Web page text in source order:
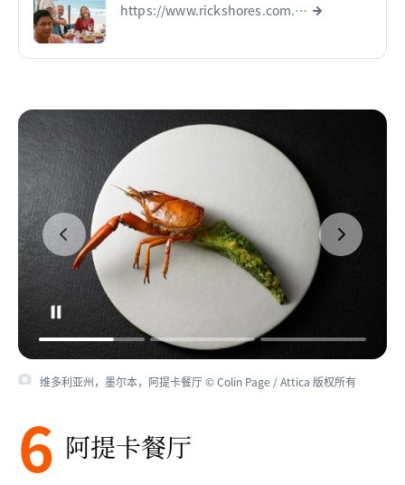
https://www.rickshores.com.au/menu
维多利亚州，墨尔本，阿提卡餐厅 © Colin Page / Attica 版权所有
6 阿提卡餐厅